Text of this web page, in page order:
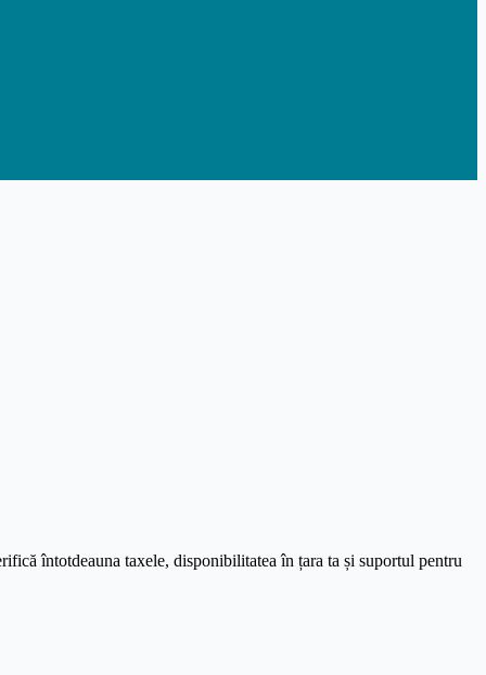
întotdeauna taxele, disponibilitatea în țara ta și suportul pentru